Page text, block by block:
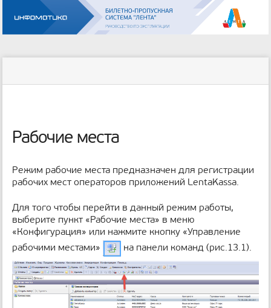
Инструменты
пользователя
сайта
страницы
е
т
д
а
н
ы
е
с
т
р
а
н
и
Рабочие места
Режим рабочие места предназначен для регистрации
рабочих мест операторов приложений LentaKassa.
Для того чтобы перейти в данный режим работы,
выберите пункт «Рабочие места» в меню
«Конфигурация» или нажмите кнопку «Управление
рабочими местами»
на панели команд (рис.13.1).